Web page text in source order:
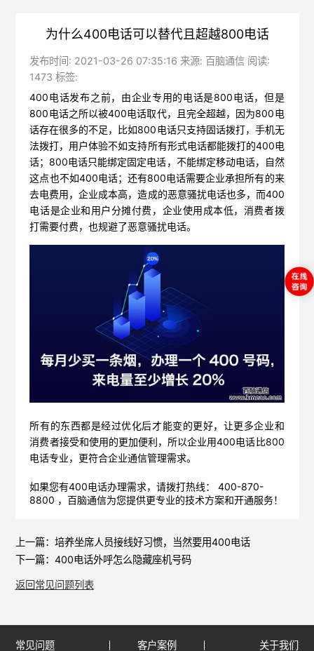
为什么400电话可以替代且超越800电话
发布时间: 2021-03-26 07:35:16 来源: 百脑通信 阅读:
1473 标签:
400电话发布之前，由企业专用的电话是800电话，但是
800电话之所以被400电话取代，且完全超越，因为800电
话存在很多的不足，比如800电话只支持固话拨打，手机无
法拨打，用户体验不如支持所有形式电话都能拨打的400电
话；800电话只能绑定固定电话，不能绑定移动电话，自然
这点也不如400电话；还有800电话需要企业承担所有的来
去电费用，企业成本高，造成的恶意骚扰电话也多，而400
电话是企业和用户分摊付费，企业使用成本低，消费者拨
打需要付费，也规避了恶意骚扰电话。
所有的东西都是经过优化后才能变的更好，让更多企业和
消费者接受和使用的更加便利，所以企业用400电话比800
电话专业，更符合企业通信管理需求。
如果您有400电话办理需求，请拨打热线： 400-870-
8800 ，百脑通信为您提供更专业的技术方案和开通服务！
上一篇： 培养坐席人员接线好习惯，当然要用400电话
下一篇： 400电话外呼怎么隐藏座机号码
返回常见问题列表
常见问题 客户案例 关于我们